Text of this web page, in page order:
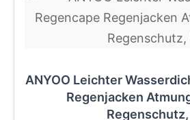
ANYOO Leichter
Regenjacken
Regenschutz,